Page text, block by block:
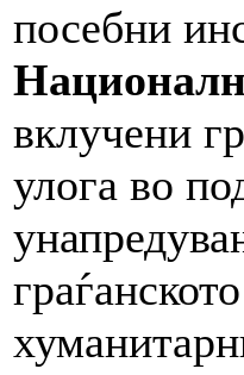
посебни
вклучени
улога во